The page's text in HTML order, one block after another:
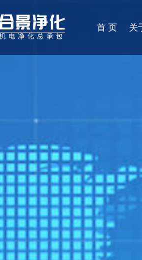
首 页 关